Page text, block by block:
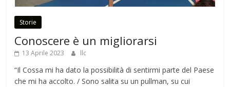
Storie
Conoscere è un migliorarsi
13 Aprile 2023 llc
“Il Cossa mi ha dato la possibilità di sentirmi parte del Paese
che mi ha accolto. / Sono salita su un pullman, su cui